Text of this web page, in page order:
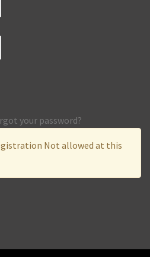
your password?
Not allowed at this